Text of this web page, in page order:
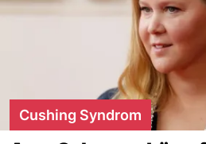
Cushing Syndrom